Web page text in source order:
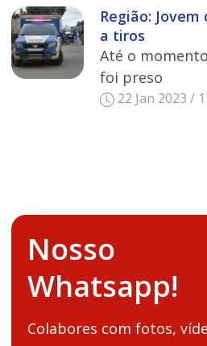
Região:
a tiros
Até o
foi preso
22 Jan 2023 /
Nosso
Whatsapp!
Colabores com fotos,